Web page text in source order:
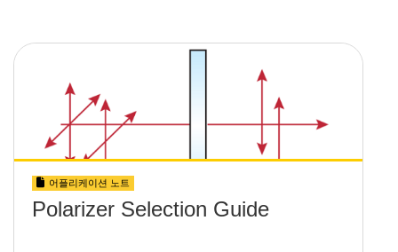
어플리케이션 노트
Polarizer Selection Guide